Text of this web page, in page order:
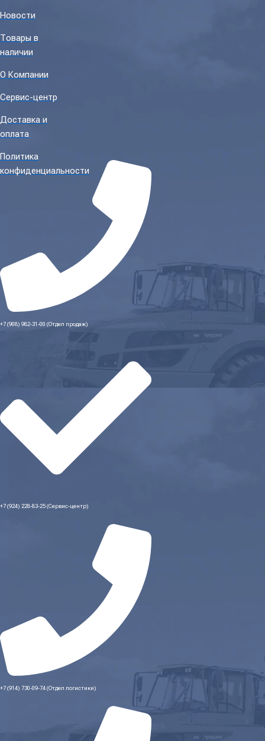
Новости
Товары в
наличии
О Компании
Сервис-центр
Доставка и
оплата
Политика
конфиденциальности
+7 (908) 982-31-00 (Отдел продаж)
+7 (924) 228-83-25 (Сервис-центр)
+7 (914) 730-09-74 (Отдел логистики)